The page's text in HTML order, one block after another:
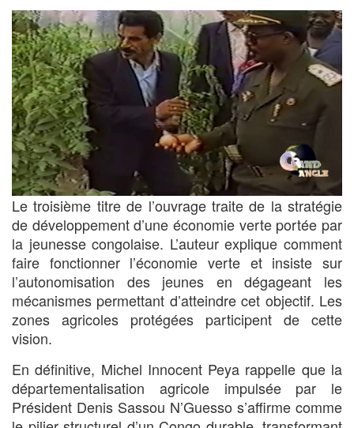
Le troisième titre de l’ouvrage traite de la stratégie
de développement d’une économie verte portée par
la jeunesse congolaise. L’auteur explique comment
faire fonctionner l’économie verte et insiste sur
l’autonomisation des jeunes en dégageant les
mécanismes permettant d’atteindre cet objectif. Les
zones agricoles protégées participent de cette
vision.
En définitive, Michel Innocent Peya rappelle que la
départementalisation agricole impulsée par le
Président Denis Sassou N’Guesso s’affirme comme